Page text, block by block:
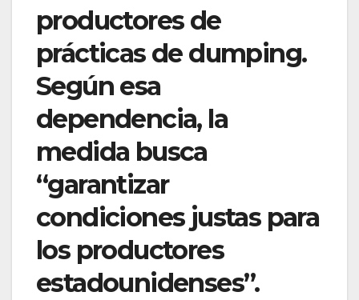
productores de
prácticas de dumping.
Según esa
dependencia, la
medida busca
“garantizar
condiciones justas para
los productores
estadounidenses”.